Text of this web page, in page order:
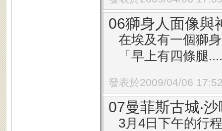
06獅身人面像與
在埃及有一個獅
「早上有四條腿
發表於2009/04/06
07曼菲斯古城‧
3月4日下午的行